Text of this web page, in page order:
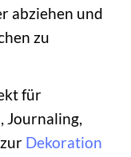
abziehen und
zu
für
Journaling,
Dekoration